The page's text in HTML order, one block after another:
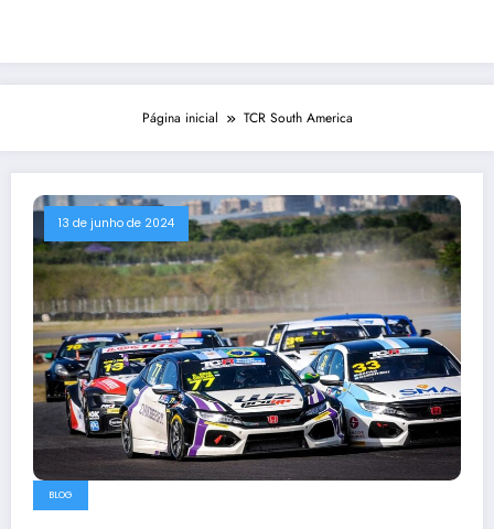
Página inicial TCR South America
13 de junho de 2024
BLOG